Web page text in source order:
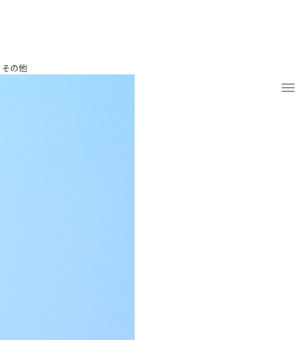
その他